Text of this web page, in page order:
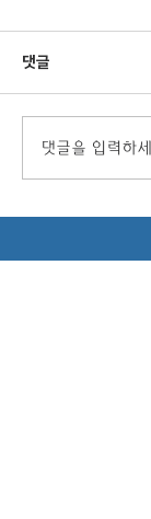
엔케이피
댓글
댓글을 입력하